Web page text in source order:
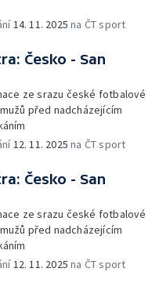
14. 11. 2025 na ČT sport
Česko - San
ze srazu české fotbalové
před nadcházejícím
12. 11. 2025 na ČT sport
Česko - San
ze srazu české fotbalové
před nadcházejícím
12. 11. 2025 na ČT sport